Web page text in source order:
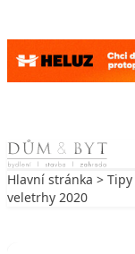
Skip to content
Hlavní stránka > Tipy
veletrhy 2020